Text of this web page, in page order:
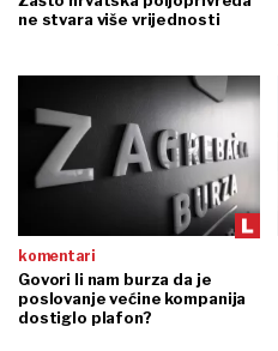
ne stvara više vrijednosti
komentari
Govori li nam burza da je
poslovanje većine kompanija
dostiglo plafon?